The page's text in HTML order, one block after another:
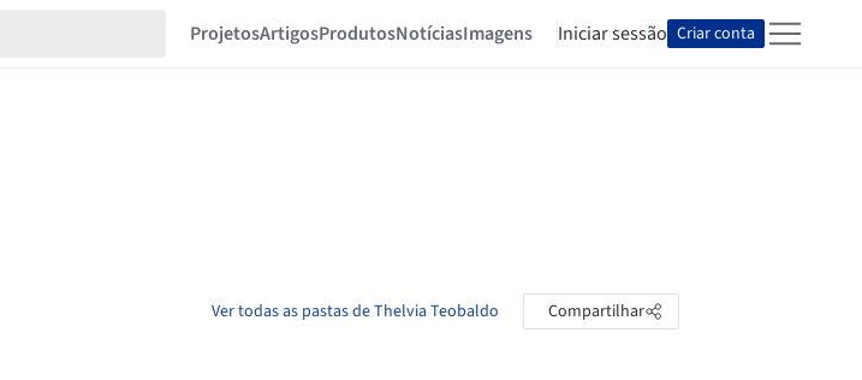
ProjetosArtigosProdutosNotíciasImagens Iniciar sessão Criar conta
Ver todas as pastas de Thelvia Teobaldo Compartilhar